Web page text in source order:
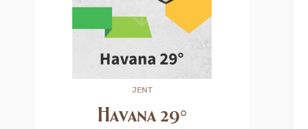
JENT
Havana 29°